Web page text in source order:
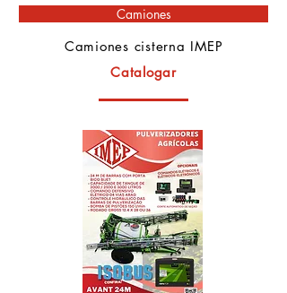
Camiones
Camiones cisterna IMEP
Catalogar